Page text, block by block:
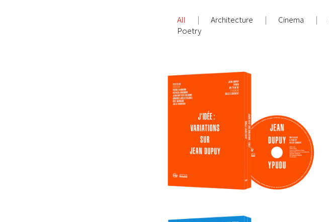
All Architecture Cinema
Poetry
BOOK-DVD BOX SET: J’idée :
Variations sur Jean Dupuy